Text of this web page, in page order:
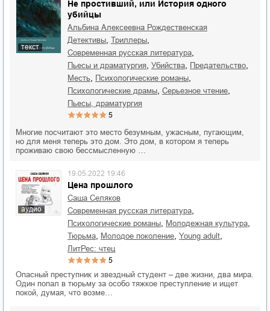
текст
Не простивший, или История одного
убийцы
Альбина Алексеевна Рождественская
детективы
триллеры
современная русская литература
пьесы и драматургия убийства предательство
месть психологические романы
психологические драмы серьезное чтение
пьесы, драматургия
5
Многие посчитают это место безумным, ужасным, пугающим,
но для меня теперь это дом. Это дом, в котором я теперь
проживаю свою бессмысленную …
аудио
Цена прошлого
19.05.2022 19:46
Саша Селяков
современная русская литература
психологические романы молодежная культура
тюрьма молодое поколение young adult
ЛитРес: чтец
5
Опасный преступник и звездный студент – две жизни, два мира.
Один попал в тюрьму за особо тяжкое преступление и ищет
покой, думая, что возме…